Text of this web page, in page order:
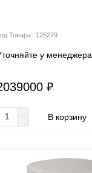
125279
у менеджера
₽
В корзину